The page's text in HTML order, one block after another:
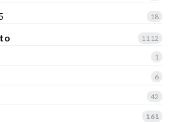
18
1112
1
6
42
161